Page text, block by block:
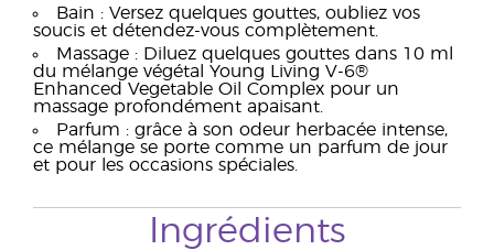
Bain : Versez quelques gouttes, oubliez vos
soucis et détendez-vous complètement.
Massage : Diluez quelques gouttes dans 10 ml
du mélange végétal Young Living V-6®
Enhanced Vegetable Oil Complex pour un
massage profondément apaisant.
Parfum : grâce à son odeur herbacée intense,
ce mélange se porte comme un parfum de jour
et pour les occasions spéciales.
Ingrédients